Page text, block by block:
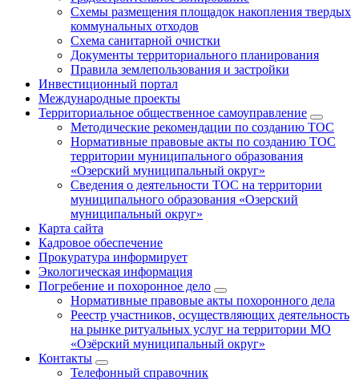
Схемы размещения площадок накопления твердых
коммунальных отходов
Схема санитарной очистки
Документы территориального планирования
Правила землепользования и застройки
Инвестиционный портал
Международные проекты
Территориальное общественное самоуправление
Методические рекомендации по созданию ТОС
Нормативные правовые акты по созданию ТОС
территории муниципального образования
«Озерский муниципальный округ»
Сведения о деятельности ТОС на территории
муниципального образования «Озерский
муниципальный округ»
Карта сайта
Кадровое обеспечение
Прокуратура информирует
Экологическая информация
Погребение и похоронное дело
Нормативные правовые акты похоронного дела
Реестр участников, осуществляющих деятельность
на рынке ритуальных услуг на территории МО
«Озёрский муниципальный округ»
Контакты
Телефонный справочник